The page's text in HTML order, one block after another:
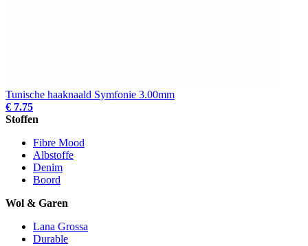
Tunische haaknaald Symfonie 3.00mm
€ 7.75
Stoffen
Fibre Mood
Albstoffe
Denim
Boord
Wol & Garen
Lana Grossa
Durable